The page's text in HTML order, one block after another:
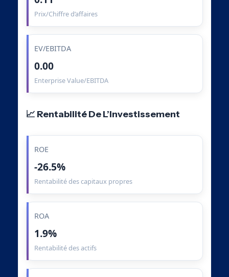
Prix/Chiffre d’affaires
EV/EBITDA
0.00
Enterprise Value/EBITDA
📈 Rentabilité De L’Investissement
ROE
-26.5%
Rentabilité des capitaux propres
ROA
1.9%
Rentabilité des actifs